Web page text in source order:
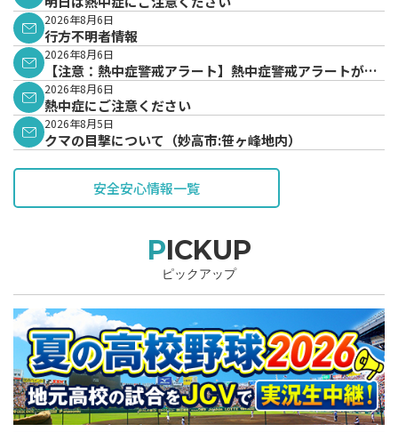
2026年8月6日
行方不明者情報
2026年8月6日
【注意：熱中症警戒アラート】熱中症警戒アラートが発
表されています。
2026年8月6日
熱中症にご注意ください
2026年8月5日
クマの目撃について（妙高市:笹ヶ峰地内）
安全安心情報一覧
PICKUP
ピックアップ